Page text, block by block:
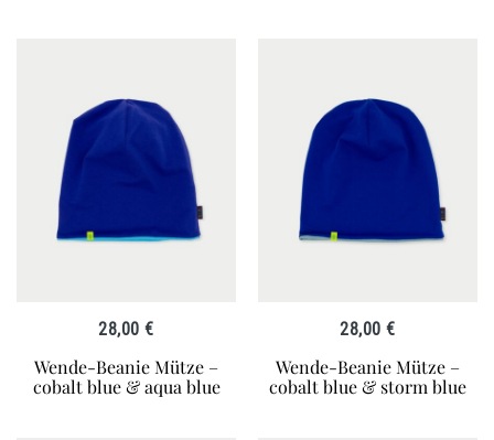
28,00€
Wende-Beanie Mütze –
cobalt blue & aqua blue
28,00€
Wende-Beanie Mütze –
cobalt blue & storm blue